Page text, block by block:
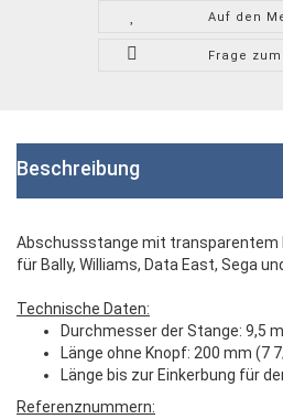
Auf den
Frage
Beschreibung
Abschussstange mit
für Bally, Williams, Data East, Sega
Technische Daten:
Durchmesser der Stange: 9,5
Länge ohne Knopf: 200 mm (7
Länge bis zur Einkerbung für
Referenznummern: